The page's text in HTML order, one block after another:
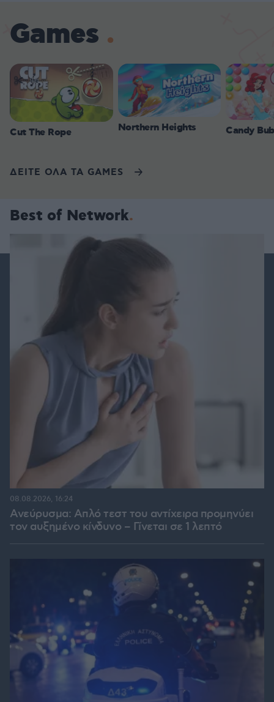
Games
Cut The Rope Northern Heights Candy
ΔΕΙΤΕ ΟΛΑ ΤΑ GAMES
Best of Network
Ανεύρυσμα: Απλό τεστ του αντίχειρα προμηνύει
τον αυξημένο κίνδυνο – Γίνεται σε 1 λεπτό
08.08.2026, 16:24